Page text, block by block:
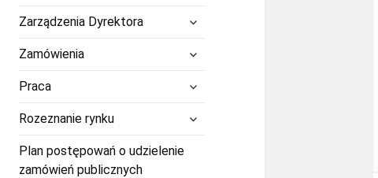
Zarządzenia Dyrektora
rozwiń
menu
Zamówienia
Praca
Rozeznanie rynkurozwiń
menu
potomne
Plan postępowań o udzielenie
zamówień publicznych